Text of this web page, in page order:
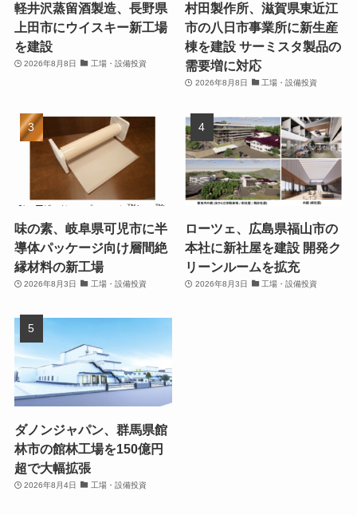
軽井沢蒸留酒製造、長野県
上田市にウイスキー新工場
を建設
2026年8月8日 工場・設備投資
村田製作所、滋賀県東近江
市の八日市事業所に新生産
棟を建設 サーミスタ製品の
需要増に対応
2026年8月8日 工場・設備投資
味の素、岐阜県可児市に半
導体パッケージ向け層間絶
縁材料の新工場
2026年8月3日 工場・設備投資
ローツェ、広島県福山市の
本社に新社屋を建設 開発ク
リーンルームを拡充
2026年8月3日 工場・設備投資
ダノンジャパン、群馬県館
林市の館林工場を150億円
超で大幅拡張
2026年8月4日 工場・設備投資